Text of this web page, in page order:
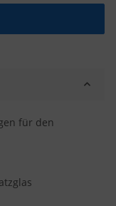
für den